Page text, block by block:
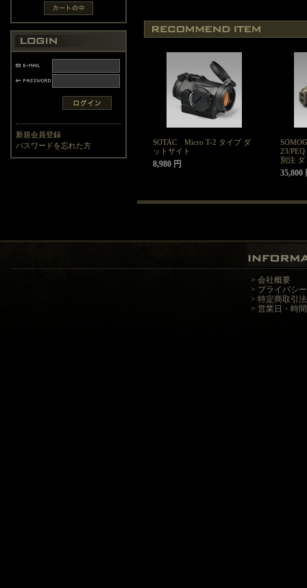
新規会員登録
パスワードを忘れた方
SOTAC Micro T-2 タイプ ダ
ットサイト
8,980 円
23/
別注
35,800
> 会社概要
> プライバシ
> 特定商取引
> 営業日・時